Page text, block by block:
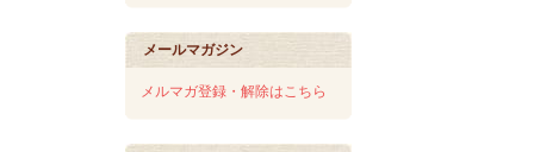
メールマガジン
メルマガ登録・解除はこちら